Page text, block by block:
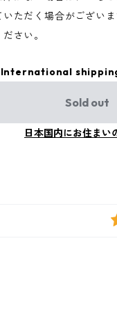
ただく場合がございま
さい。
International
Sold out
日本国内にお住まい